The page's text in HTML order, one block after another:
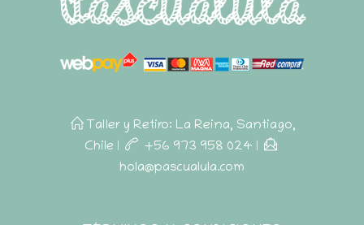
Taller y Retiro: La Reina, Santiago,
Chile | +56 973 958 024 |
hola@pascualula.com